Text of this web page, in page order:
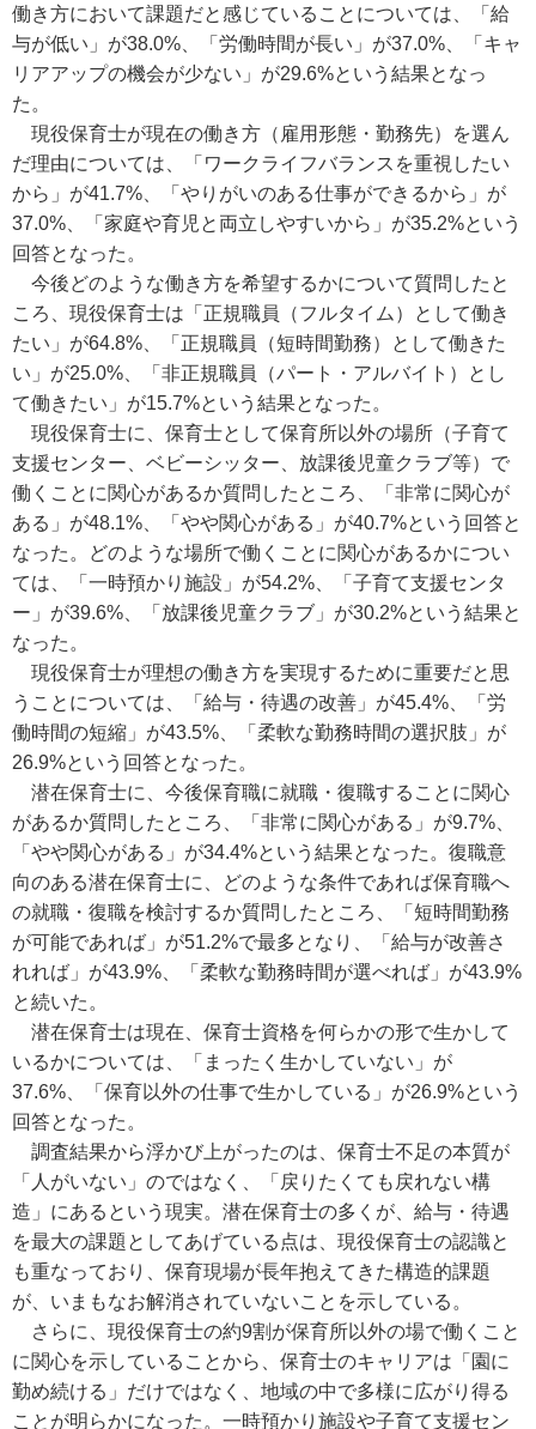
働き方において課題だと感じていることについては、「給
与が低い」が38.0%、「労働時間が長い」が37.0%、「キャ
リアアップの機会が少ない」が29.6%という結果となっ
た。
現役保育士が現在の働き方（雇用形態・勤務先）を選ん
だ理由については、「ワークライフバランスを重視したい
から」が41.7%、「やりがいのある仕事ができるから」が
37.0%、「家庭や育児と両立しやすいから」が35.2%という
回答となった。
今後どのような働き方を希望するかについて質問したと
ころ、現役保育士は「正規職員（フルタイム）として働き
たい」が64.8%、「正規職員（短時間勤務）として働きた
い」が25.0%、「非正規職員（パート・アルバイト）とし
て働きたい」が15.7%という結果となった。
現役保育士に、保育士として保育所以外の場所（子育て
支援センター、ベビーシッター、放課後児童クラブ等）で
働くことに関心があるか質問したところ、「非常に関心が
ある」が48.1%、「やや関心がある」が40.7%という回答と
なった。どのような場所で働くことに関心があるかについ
ては、「一時預かり施設」が54.2%、「子育て支援センタ
ー」が39.6%、「放課後児童クラブ」が30.2%という結果と
なった。
現役保育士が理想の働き方を実現するために重要だと思
うことについては、「給与・待遇の改善」が45.4%、「労
働時間の短縮」が43.5%、「柔軟な勤務時間の選択肢」が
26.9%という回答となった。
潜在保育士に、今後保育職に就職・復職することに関心
があるか質問したところ、「非常に関心がある」が9.7%、
「やや関心がある」が34.4%という結果となった。復職意
向のある潜在保育士に、どのような条件であれば保育職へ
の就職・復職を検討するか質問したところ、「短時間勤務
が可能であれば」が51.2%で最多となり、「給与が改善さ
れれば」が43.9%、「柔軟な勤務時間が選べれば」が43.9%
と続いた。
潜在保育士は現在、保育士資格を何らかの形で生かして
いるかについては、「まったく生かしていない」が
37.6%、「保育以外の仕事で生かしている」が26.9%という
回答となった。
調査結果から浮かび上がったのは、保育士不足の本質が
「人がいない」のではなく、「戻りたくても戻れない構
造」にあるという現実。潜在保育士の多くが、給与・待遇
を最大の課題としてあげている点は、現役保育士の認識と
も重なっており、保育現場が長年抱えてきた構造的課題
が、いまもなお解消されていないことを示している。
さらに、現役保育士の約9割が保育所以外の場で働くこと
に関心を示していることから、保育士のキャリアは「園に
勤め続ける」だけではなく、地域の中で多様に広がり得る
ことが明らかになった。一時預かり施設や子育て支援セン